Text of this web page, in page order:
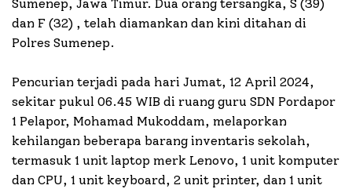
Sumenep, Jawa Timur. Dua orang tersangka, S (39)
dan F (32) , telah diamankan dan kini ditahan di
Polres Sumenep.
Pencurian terjadi pada hari Jumat, 12 April 2024,
sekitar pukul 06.45 WIB di ruang guru SDN Pordapor
1 Pelapor, Mohamad Mukoddam, melaporkan
kehilangan beberapa barang inventaris sekolah,
termasuk 1 unit laptop merk Lenovo, 1 unit komputer
dan CPU, 1 unit keyboard, 2 unit printer, dan 1 unit